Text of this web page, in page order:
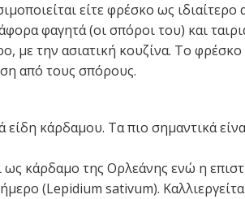
είτε φρέσκο ως
φαγητά (οι σπόροι του) και
με την ασιατική κουζίνα. Το φρέσκο
από τους σπόρους.
κάρδαμου. Τα πιο σημαντικά
ως κάρδαμο της Ορλεάνης ενώ η
(Lepidium sativum).